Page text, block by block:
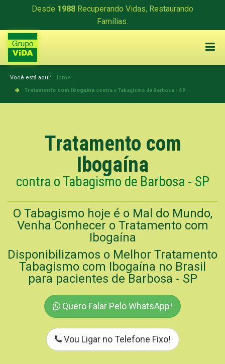
Desde 1988 Recuperando Vidas, Restaurando
Famílias.
Você está aqui: Home
Tratamento com Ibogaína contra o Tabagismo de Barbosa - SP
Tratamento com
Ibogaína
contra o Tabagismo de Barbosa - SP
O Tabagismo hoje é o Mal do Mundo,
Venha Conhecer o Tratamento com
Ibogaína
Disponibilizamos o Melhor Tratamento
Tabagismo com Ibogaína no Brasil
para pacientes de Barbosa - SP
Quero Falar Pelo WhatsApp!
Vou Ligar no Telefone Fixo!